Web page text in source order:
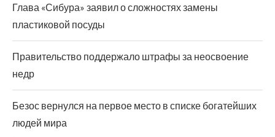
Глава «Сибура» заявил о сложностях замены
пластиковой посуды
Правительство поддержало штрафы за неосвоение
недр
Безос вернулся на первое место в списке богатейших
людей мира